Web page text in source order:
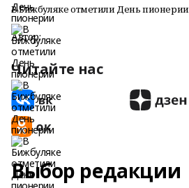
В Бижбуляке отметили День пионерии
Автор:
Читайте нас
Выбор редакции